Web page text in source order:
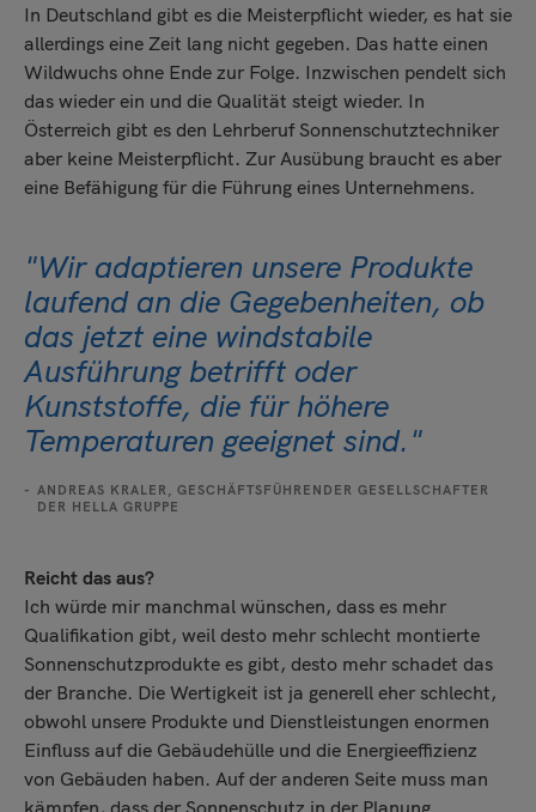
In Deutschland gibt es die Meisterpflicht wieder, es hat sie
allerdings eine Zeit lang nicht gegeben. Das hatte einen
Wildwuchs ohne Ende zur Folge. Inzwischen pendelt sich
das wieder ein und die Qualität steigt wieder. In
Österreich gibt es den Lehrberuf Sonnenschutztechniker
aber keine Meisterpflicht. Zur Ausübung braucht es aber
eine Befähigung für die Führung eines Unternehmens.
"Wir adaptieren unsere Produkte
laufend an die Gegebenheiten, ob
das jetzt eine windstabile
Ausführung betrifft oder
Kunststoffe, die für höhere
Temperaturen geeignet sind."
ANDREAS KRALER, GESCHÄFTSFÜHRENDER GESELLSCHAFTER
DER HELLA GRUPPE
Reicht das aus?
Ich würde mir manchmal wünschen, dass es mehr
Qualifikation gibt, weil desto mehr schlecht montierte
Sonnenschutzprodukte es gibt, desto mehr schadet das
der Branche. Die Wertigkeit ist ja generell eher schlecht,
obwohl unsere Produkte und Dienstleistungen enormen
Einfluss auf die Gebäudehülle und die Energieeffizienz
von Gebäuden haben. Auf der anderen Seite muss man
kämpfen, dass der Sonnenschutz in der Planung